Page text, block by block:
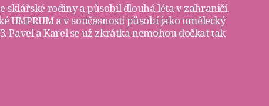
sklářské rodiny a působil dlouhá léta v zahraničí.
UMPRUM a v současnosti působí jako umělecký
Pavel a Karel se už zkrátka nemohou dočkat tak